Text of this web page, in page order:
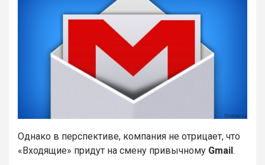
Однако в перспективе, компания не отрицает, что
«Входящие» придут на смену привычному Gmail.